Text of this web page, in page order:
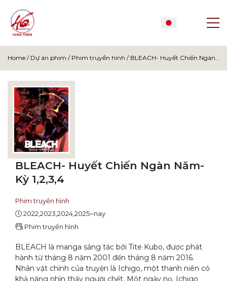
Home / Dự án phim / Phim truyền hình / BLEACH- Huyết Chiến Ngàn Năm- Kỳ 1,2,3,4
BLEACH- Huyết Chiến Ngàn Năm-
Kỳ 1,2,3,4
Phim truyền hình
2022,2023,2024,2025~nay
Phim truyền hình
BLEACH là manga sáng tác bởi Tite Kubo, được phát
hành từ tháng 8 năm 2001 đến tháng 8 năm 2016.
Nhân vật chính của truyện là Ichigo, một thanh niên có
khả năng nhìn thấy người chết. Một ngày nọ, Ichigo